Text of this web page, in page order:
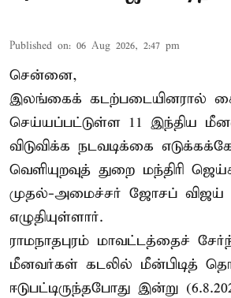
Published on: 06 Aug 2026, 2:47 pm
சென்னை,
இலங்கைக் கடற்படையினரால்
செய்யப்பட்டுள்ள 11 இந்திய
விடுவிக்க நடவடிக்கை
வெளியுறவுத் துறை மந்திரி
முதல்-அமைச்சர் ஜோசப் விஜய்
எழுதியுள்ளார்.
ராமநாதபுரம் மாவட்டத்தைச்
மீனவர்கள் கடலில் மீன்பிடித்
ஈடுபட்டிருந்தபோது இன்று